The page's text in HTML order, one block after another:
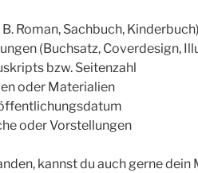
Roman, Sachbuch, Kinderbuch)
(Buchsatz, Coverdesign,
bzw. Seitenzahl
oder Materialien
oder Vorstellungen
kannst du auch gerne